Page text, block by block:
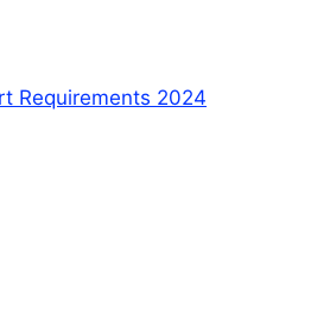
Requirements 2024